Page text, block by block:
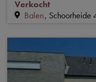
Verkocht
Balen Schoorheide